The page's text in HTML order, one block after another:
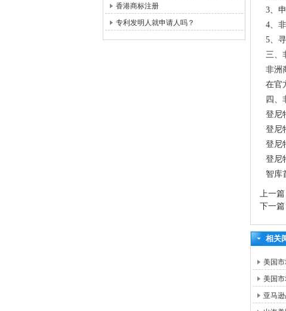
香港商标注册
专利发明人就申请人吗？
3、
4、
5、
三、
非洲
在官
四、
登尼
登尼
登尼
登尼
智库
上一篇
下一篇
相关
美国
美国
亚马